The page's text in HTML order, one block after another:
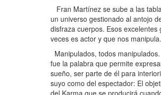
Fran Martínez se sube a las
un universo gestionado al antojo
disfraza cuerpos. Esos
veces es actor y que nos manipula.
Manipulados, todos
fue la palabra que permite
sueño, ser parte de él para
suyo como del espectador: El